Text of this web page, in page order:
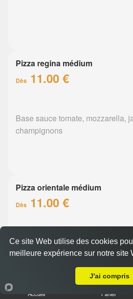
Pizza regina médium
Dès 11.00 €
Base sauce tomate, mozzarella,
champignons
Pizza orientale médium
Dès 11.00 €
Base sauce tomate, mozzarella,
Accueil Panier
Ce site Web utilise des cookies
meilleure expérience sur notre site
J'ai compris